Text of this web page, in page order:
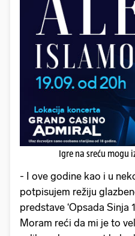
Igre na sreću mogu
- I ove godine kao i u
potpisujem režiju
predstave ‘Opsada Sinja
Moram reći da mi je to